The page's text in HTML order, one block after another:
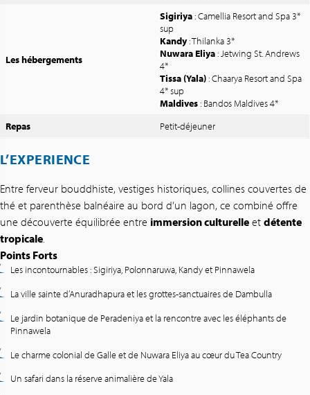
Les hébergements
Sigiriya: Camellia Resort and Spa 3*
sup
Kandy: Thilanka 3*
Nuwara Eliya: Jetwing St. Andrews
4*
Tissa (Yala): Chaarya Resort and Spa
4* sup
Maldives: Bandos Maldives 4*
Repas
Petit-déjeuner
L’EXPERIENCE
Entre ferveur bouddhiste, vestiges historiques, collines couvertes de
thé et parenthèse balnéaire au bord d’un lagon, ce combiné offre
une découverte équilibrée entre immersion culturelle et détente
tropicale
Points Forts
Les incontournables : Sigiriya, Polonnaruwa, Kandy et Pinnawela
La ville sainte d’Anuradhapura et les grottes-sanctuaires de Dambulla
Le jardin botanique de Peradeniya et la rencontre avec les éléphants de
Pinnawela
Le charme colonial de Galle et de Nuwara Eliya au cœur du Tea Country
Un safari dans la réserve animalière de Yala